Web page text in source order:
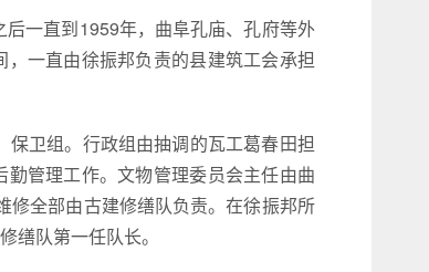
一直到1959年，曲阜孔庙、孔府等外
一直由徐振邦负责的县建筑工会承担
卫组。行政组由抽调的瓦工葛春田担
管理工作。文物管理委员会主任由曲
修全部由古建修缮队负责。在徐振邦所
缮队第一任队长。